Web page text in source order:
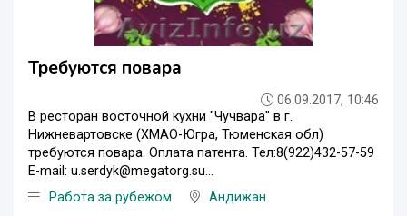
Требуются повара
06.09.2017, 10:46
В ресторан восточной кухни "Чучвара" в г.
Нижневартовске (ХМАО-Югра, Тюменская обл)
требуются повара. Оплата патента. Тел:8(922)432-57-59
E-mail: u.serdyk@megatorg.su...
Работа за рубежом
Андижан